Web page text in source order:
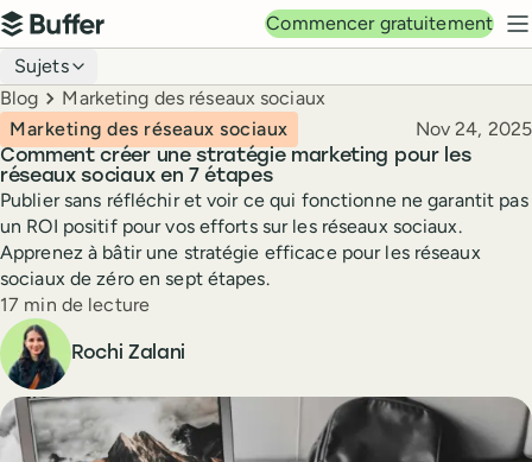
Navigation principale
Buffer
Commencer gratuitement
Navigation du blog
Sujets
Breadcrumbs
Blog Marketing des réseaux sociaux
Comment créer une stratégie marketing pour les
réseaux sociaux en 7 étapes
Marketing des réseaux sociaux Publié le
Nov 24, 2025
Publier sans réfléchir et voir ce qui fonctionne ne garantit pas
un ROI positif pour vos efforts sur les réseaux sociaux.
Apprenez à bâtir une stratégie efficace pour les réseaux
sociaux de zéro en sept étapes.
Temps de lecture
17 min de lecture
Auteur
Rochi Zalani